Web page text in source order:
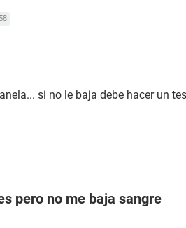
si no le baja debe hacer un
pero no me baja sangre